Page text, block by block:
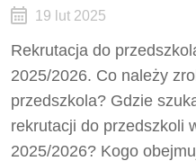
19 lut 2025
Rekrutacja do
2025/2026. Co należy
przedszkola? Gdzie
rekrutacji do przedszkoli
2025/2026? Kogo